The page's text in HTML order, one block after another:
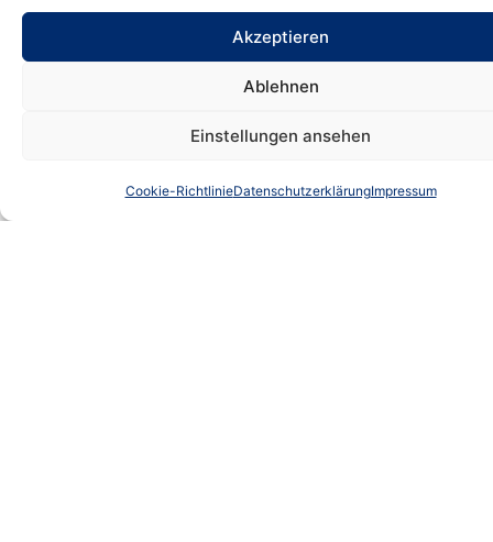
Akzeptieren
Ablehnen
Einstellungen ansehen
Cookie-RichtlinieDatenschutzerklärungImpressum
Dienstleistungen sind z. B.:
– Schneeräumung (beispielsweise im Auftrag